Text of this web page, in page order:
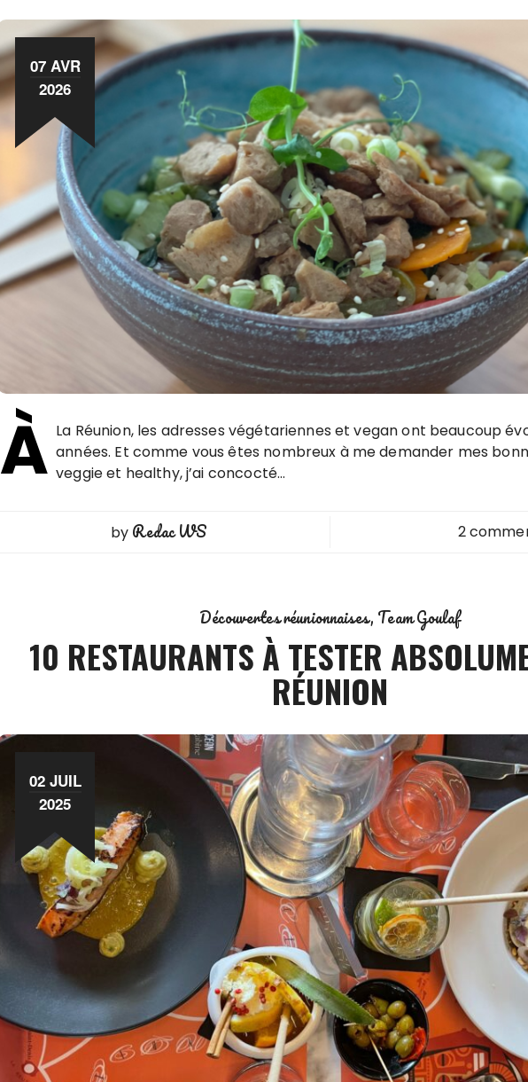
07 AVR
2026
À La Réunion, les adresses végétariennes et vegan ont beaucoup
années. Et comme vous êtes nombreux à me demander mes
veggie et healthy, j’ai concocté…
by Redac WS 2
Découvertes réunionnaises Team Goulaf
10 RESTAURANTS À TESTER
RÉUNION
02 JUIL
2025